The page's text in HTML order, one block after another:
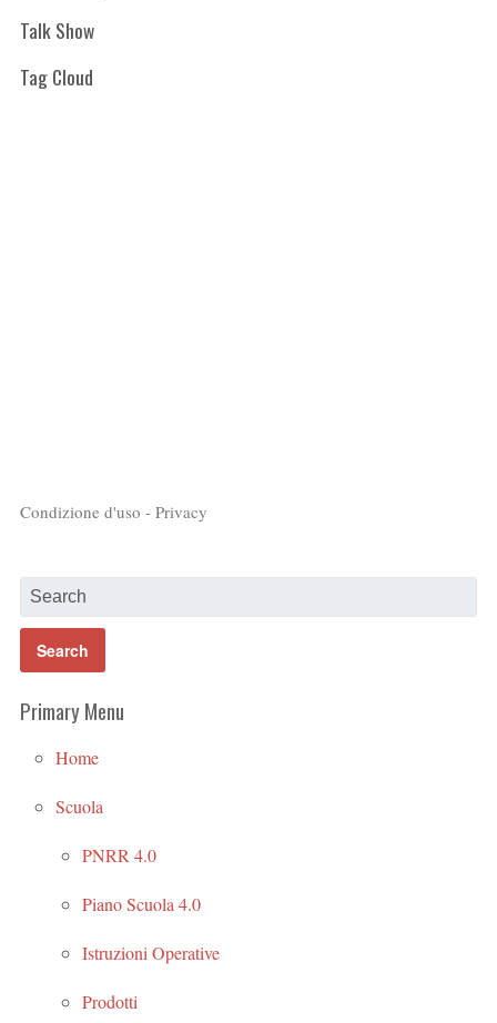
Talk Show
Tag Cloud
Condizione d'uso - Privacy
Primary Menu
Home
Scuola
PNRR 4.0
Piano Scuola 4.0
Istruzioni Operative
Prodotti